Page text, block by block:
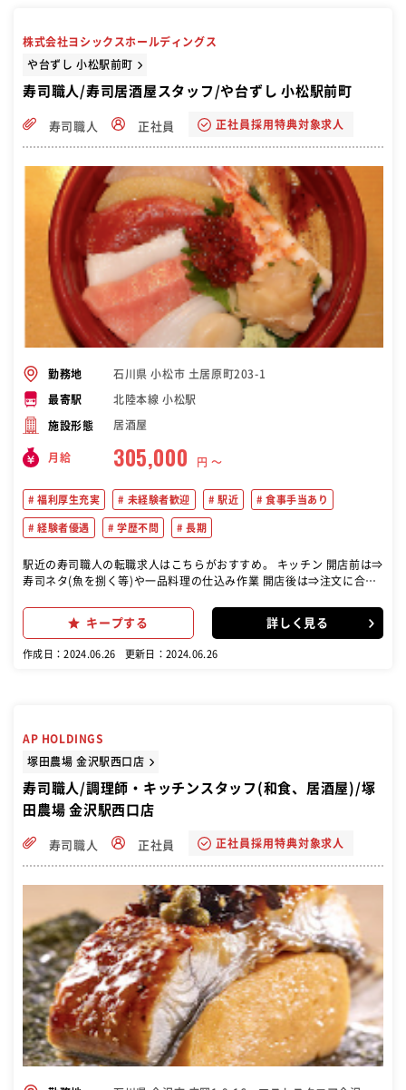
株式会社ヨシックスホールディングス
や台ずし 小松駅前町
寿司職人/寿司居酒屋スタッフ/や台ずし 小松駅前町
寿司職人 正社員 正社員採用特典対象求人
勤務地 石川県 小松市 土居原町203-1
最寄駅 北陸本線 小松駅
施設形態 居酒屋
月給 305,000 円 〜
福利厚生充実 未経験者歓迎 駅近 食事手当あり
経験者優遇 学歴不問 長期
駅近の寿司職人の転職求人はこちらがおすすめ。 キッチン 開店前は⇒
寿司ネタ(魚を捌く等)や一品料理の仕込み作業 開店後は⇒注文に合わ
ー取り・料理の提供 お帰りの際は⇒会計対応・片付け など接客全般
まずは基本的なホール・キッチン業務を習得頂いた上で、 つけ場業務
キープする 詳しく見る
作成日：2024.06.26 更新日：2024.06.26
AP HOLDINGS
塚田農場 金沢駅西口店
寿司職人/調理師・キッチンスタッフ(和食、居酒屋)/塚
田農場 金沢駅西口店
寿司職人 正社員 正社員採用特典対象求人